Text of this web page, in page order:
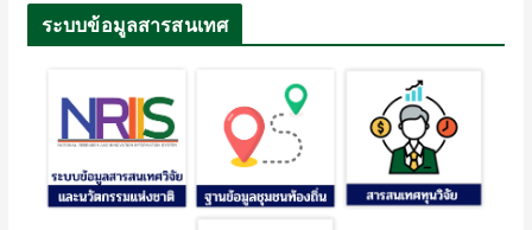
ระบบข้อมูลสารสนเทศ